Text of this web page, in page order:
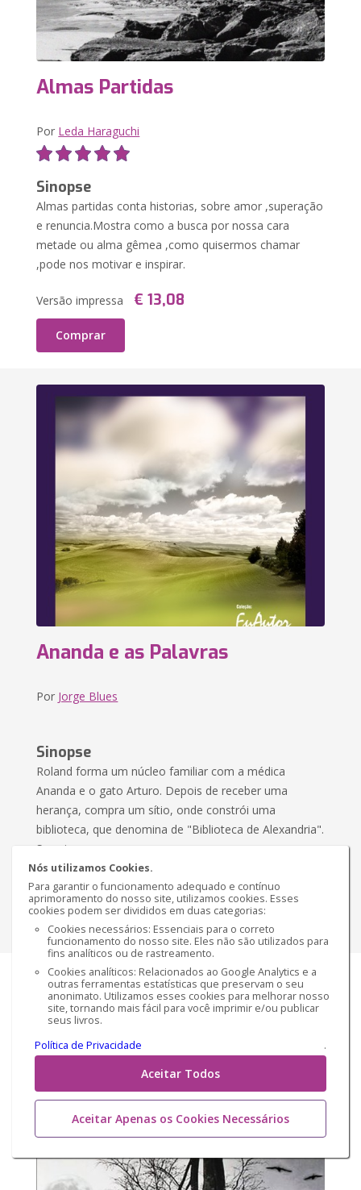
Nós utilizamos Cookies.
Para garantir o funcionamento adequado e contínuo
aprimoramento do nosso site, utilizamos cookies. Esses
cookies podem ser divididos em duas categorias:
Cookies necessários: Essenciais para o correto
funcionamento do nosso site. Eles não são utilizados para
fins analíticos ou de rastreamento.
Cookies analíticos: Relacionados ao Google Analytics e a
outras ferramentas estatísticas que preservam o seu
anonimato. Utilizamos esses cookies para melhorar nosso
site, tornando mais fácil para você imprimir e/ou publicar
seus livros.
Política de Privacidade
.
Aceitar Todos
Aceitar Apenas os Cookies Necessários
Almas Partidas
Por Leda Haraguchi
Sinopse
Almas partidas conta historias, sobre amor ,superação
e renuncia.Mostra como a busca por nossa cara
metade ou alma gêmea ,como quisermos chamar
,pode nos motivar e inspirar.
Versão impressa € 13,08
Comprar
Ananda e as Palavras
Por Jorge Blues
Sinopse
Roland forma um núcleo familiar com a médica
Ananda e o gato Arturo. Depois de receber uma
herança, compra um sítio, onde constrói uma
biblioteca, que denomina de "Biblioteca de Alexandria".
Sua vi...
Versão impressa € 8,66
Comprar